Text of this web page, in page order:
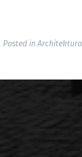
Posted inArchitektura